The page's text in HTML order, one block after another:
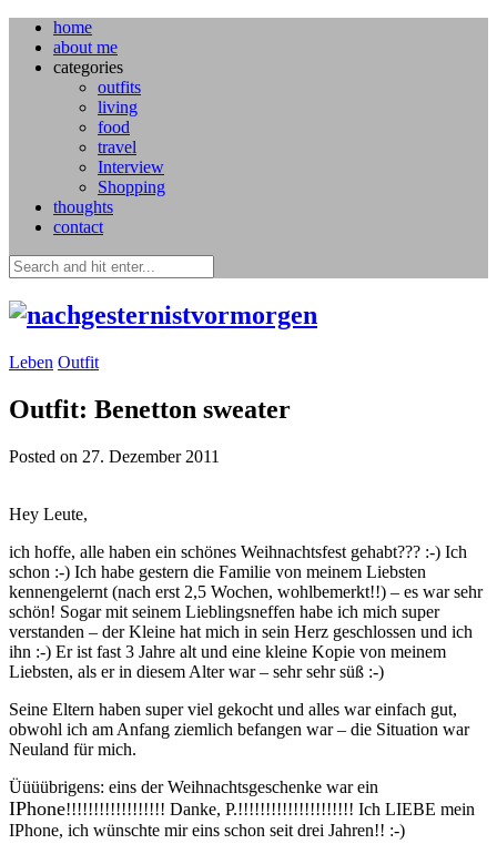
home
about me
categories
outfits
living
food
travel
Interview
Shopping
thoughts
contact
Leben Outfit
Outfit: Benetton sweater
Posted on 27. Dezember 2011
Hey Leute,
ich hoffe, alle haben ein schönes Weihnachtsfest gehabt??? :-) Ich
schon :-) Ich habe gestern die Familie von meinem Liebsten
kennengelernt (nach erst 2,5 Wochen, wohlbemerkt!!) – es war sehr
schön! Sogar mit seinem Lieblingsneffen habe ich mich super
verstanden – der Kleine hat mich in sein Herz geschlossen und ich
ihn :-) Er ist fast 3 Jahre alt und eine kleine Kopie von meinem
Liebsten, als er in diesem Alter war – sehr sehr süß :-)
Seine Eltern haben super viel gekocht und alles war einfach gut,
obwohl ich am Anfang ziemlich befangen war – die Situation war
Neuland für mich.
Üüüübrigens: eins der Weihnachtsgeschenke war ein
IPhone!!!!!!!!!!!!!!!!!! Danke, P.!!!!!!!!!!!!!!!!!!!!! Ich LIEBE mein
IPhone, ich wünschte mir eins schon seit drei Jahren!! :-)